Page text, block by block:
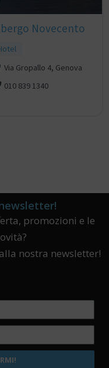
Novecento
Via Gropallo 4, Genova
010 839 1340
promozioni e le
nostra newsletter!